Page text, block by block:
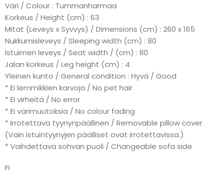
Väri / Colour : Tummanharmaa
Korkeus / Height (cm) : 63
Mitat (Leveys x Syvvys) / Dimensions (cm) : 260 x 165
Nukkumisleveys / Sleeping width (cm) : 80
Istuimen leveys / Seat width / (cm) : 80
Jalan korkeus / Leg height (cm) : 4
Yleinen kunto / General condition : Hyvä / Good
* Ei lemmikkien karvoja / No pet hair
* Ei virheitä / No error
* Ei värimuutoksia / No colour fading
* Irrotettava tyynynpäällinen / Removable pillow cover
(Vain istuintyynyjen päälliset ovat irrotettavissa.)
* Vaihdettava sohvan puoli / Changeable sofa side
FI